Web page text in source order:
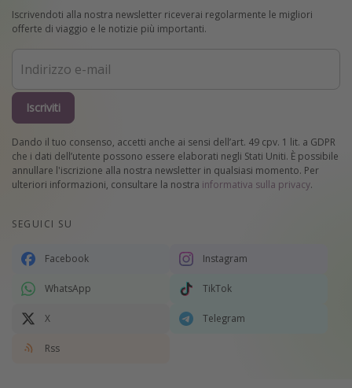
Iscrivendoti alla nostra newsletter riceverai regolarmente le migliori
offerte di viaggio e le notizie più importanti.
Iscriviti
Dando il tuo consenso, accetti anche ai sensi dell’art. 49 cpv. 1 lit. a GDPR
che i dati dell’utente possono essere elaborati negli Stati Uniti. È possibile
annullare l'iscrizione alla nostra newsletter in qualsiasi momento. Per
ulteriori informazioni, consultare la nostra informativa sulla privacy.
SEGUICI SU
Facebook Instagram
WhatsApp TikTok
X Telegram
Rss